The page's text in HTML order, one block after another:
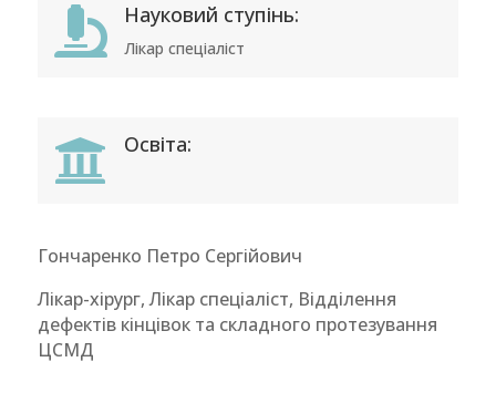
 Науковий ступінь:
Лікар спеціаліст
 Освіта:
Гончаренко Петро Сергійович
Лікар-хірург, Лікар спеціаліст, Відділення
дефектів кінцівок та складного протезування
ЦСМД